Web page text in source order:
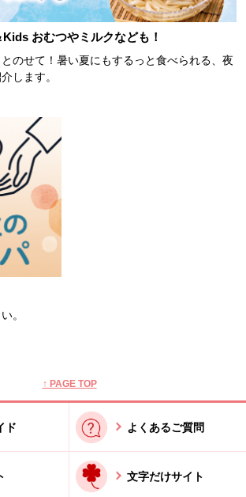
おむつやミルクなども！
のせて！暑い夏にもするっと食べられる、夜
します。
。
↑ PAGE TOP
ド よくあるご質問
文字だけサイト